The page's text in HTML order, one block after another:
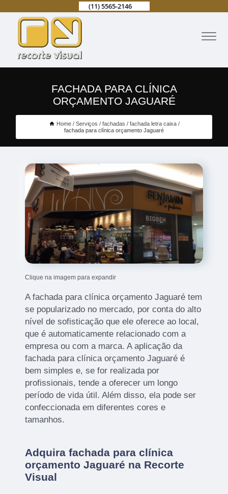
(11) 5565-2146
FACHADA PARA CLÍNICA
ORÇAMENTO JAGUARÉ
Home Serviços fachadas
fachada letra caixa
fachada para clínica orçamento Jaguaré
Clique na imagem para expandir
A fachada para clínica orçamento Jaguaré tem
se popularizado no mercado, por conta do alto
nível de sofisticação que ele oferece ao local,
que é automaticamente relacionado com a
empresa ou com a marca. A aplicação da
fachada para clínica orçamento Jaguaré é
bem simples e, se for realizada por
profissionais, tende a oferecer um longo
período de vida útil. Além disso, ela pode ser
confeccionada em diferentes cores e
tamanhos.
Adquira fachada para clínica
orçamento Jaguaré na Recorte
Visual